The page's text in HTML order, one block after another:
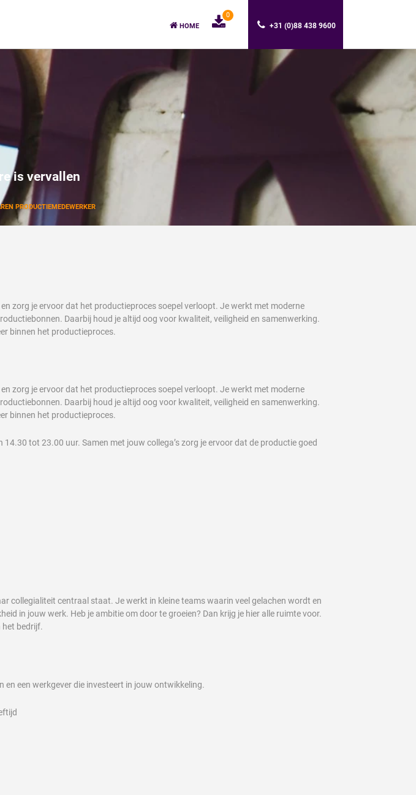
+31 (0)88 438 9600
HOME
0
is vervallen
PRODUCTIEMEDEWERKER
zorg je ervoor dat het productieproces soepel verloopt. Je werkt met moderne
Daarbij houd je altijd oog voor kwaliteit, veiligheid en samenwerking.
binnen het productieproces.
zorg je ervoor dat het productieproces soepel verloopt. Je werkt met moderne
Daarbij houd je altijd oog voor kwaliteit, veiligheid en samenwerking.
binnen het productieproces.
tot 23.00 uur. Samen met jouw collega’s zorg je ervoor dat de productie goed
collegialiteit centraal staat. Je werkt in kleine teams waarin veel gelachen wordt en
in jouw werk. Heb je ambitie om door te groeien? Dan krijg je hier alle ruimte voor.
het bedrijf.
een werkgever die investeert in jouw ontwikkeling.